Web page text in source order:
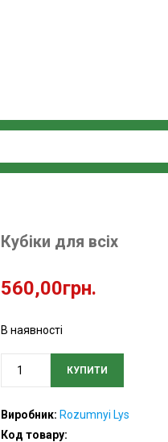
Кубіки для всіх
560,00грн.
В наявності
Кубіки
всіх
кількість
КУПИТИ
Виробник: Rozumnyi Lys
Код товару: